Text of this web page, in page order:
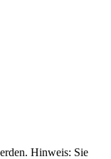
Hinweis: Sie